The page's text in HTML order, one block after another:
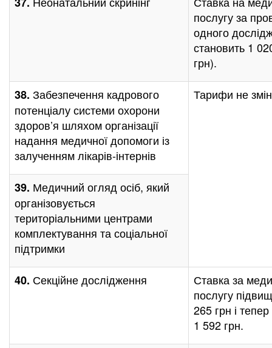
послугу за
одного
становить 1
грн).
38. Забезпечення кадрового
потенціалу системи охорони
здоров’я шляхом організації
надання медичної допомоги із
залученням лікарів-інтернів
Тарифи не
39. Медичний огляд осіб, який
організовується
територіальними центрами
комплектування та соціальної
підтримки
40. Секційне дослідження
Ставка за
послугу
265 грн і
1 592 грн.